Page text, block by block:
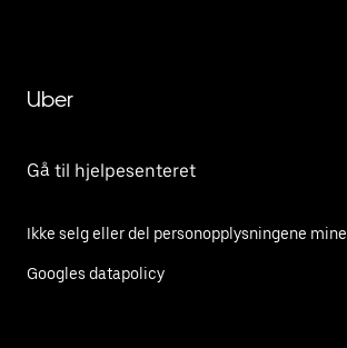
Uber
Gå til hjelpesenteret
Ikke selg eller del personopplysningene mine
Googles datapolicy